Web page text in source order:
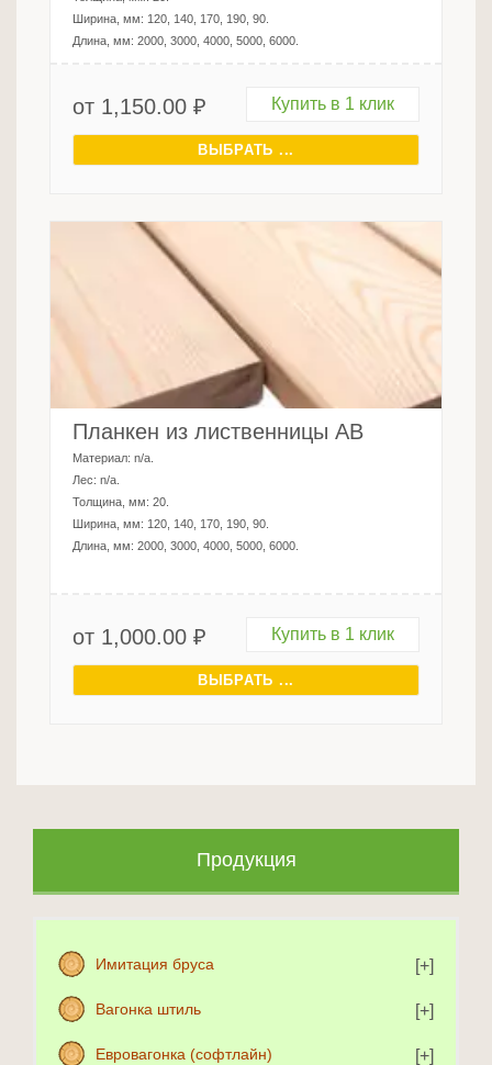
Продукция
Имитация бруса
Вагонка штиль
Евровагонка (софтлайн)
Ширина, мм: 120, 140, 170, 190, 90.
Длина, мм: 2000, 3000, 4000, 5000, 6000.
от 1,150.00 ₽ Купить в 1 клик
ВЫБРАТЬ ...
Планкен из лиственницы AB
Материал: n/a.
Лес: n/a.
Толщина, мм: 20.
Ширина, мм: 120, 140, 170, 190, 90.
Длина, мм: 2000, 3000, 4000, 5000, 6000.
от 1,000.00 ₽ Купить в 1 клик
ВЫБРАТЬ ...